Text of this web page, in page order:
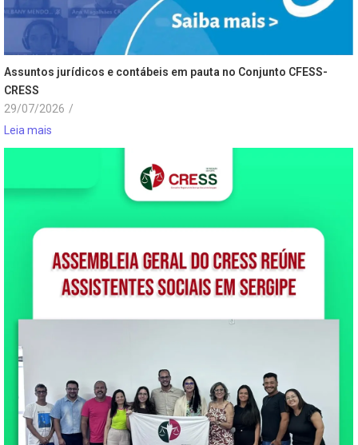
Assuntos jurídicos e contábeis em pauta no Conjunto CFESS-
CRESS
29/07/2026 /
Leia mais